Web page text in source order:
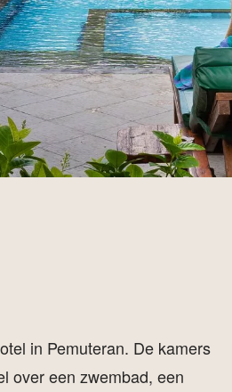
in Pemuteran. De kamers
over een zwembad, een